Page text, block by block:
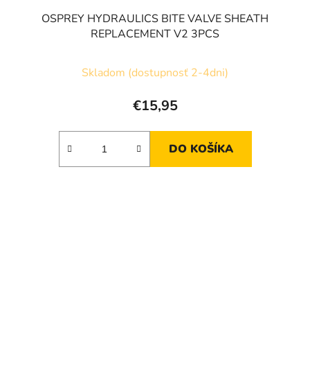
OSPREY HYDRAULICS BITE VALVE SHEATH
REPLACEMENT V2 3PCS
Skladom (dostupnosť 2-4dni)
€15,95
DO KOŠÍKA